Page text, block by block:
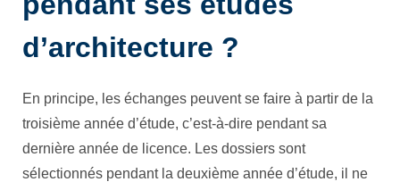
d’architecture ?
En principe, les échanges peuvent se faire à partir de la
troisième année d’étude, c’est-à-dire pendant sa
dernière année de licence. Les dossiers sont
sélectionnés pendant la deuxième année d’étude, il ne